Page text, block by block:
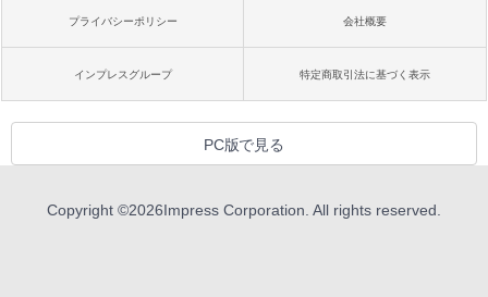
プライバシーポリシー 会社概要
インプレスグループ 特定商取引法に基づく表示
PC版で見る
Copyright ©2026Impress Corporation. All rights reserved.